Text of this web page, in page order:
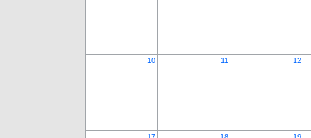
10 11 12